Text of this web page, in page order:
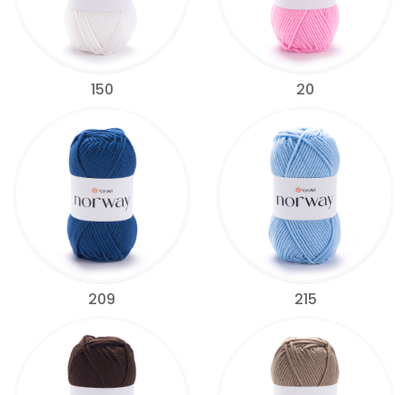
150 20
209 215